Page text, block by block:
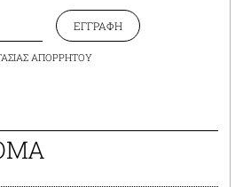
ΕΓΓΡΑΦΗ
ΑΠΟΡΡΗΤΟΥ